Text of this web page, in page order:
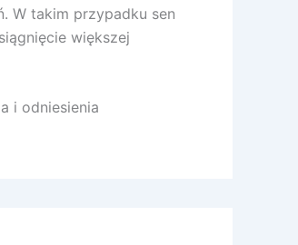
W takim przypadku sen
większej
i odniesienia